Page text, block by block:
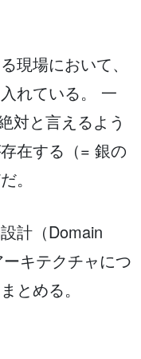
現場において、
れている。 一
対と言えるよう
在する（= 銀の
。
計（Domain
キテクチャにつ
とめる。